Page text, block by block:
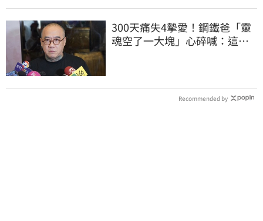
300天痛失4摯愛！鋼鐵爸「靈
魂空了一大塊」心碎喊：這輩
Recommended by